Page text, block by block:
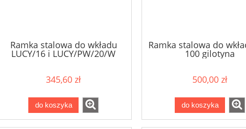
Ramka stalowa do wkładu
LUCY/16 i LUCY/PW/20/W
345,60 zł
do koszyka
Ramka stalowa do
100 gilotyna
500,00 zł
do koszyka